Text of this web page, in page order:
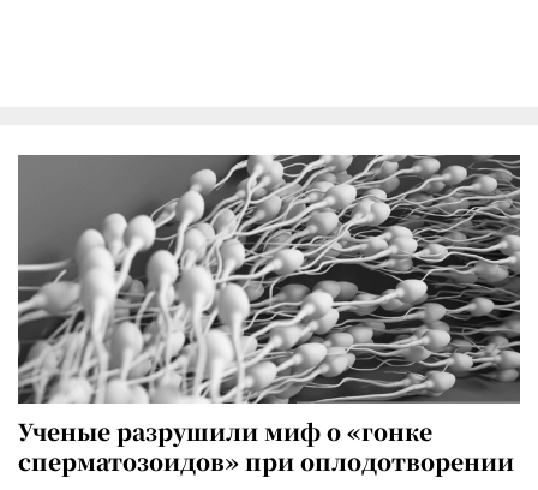
Ученые разрушили миф о «гонке
сперматозоидов» при оплодотворении